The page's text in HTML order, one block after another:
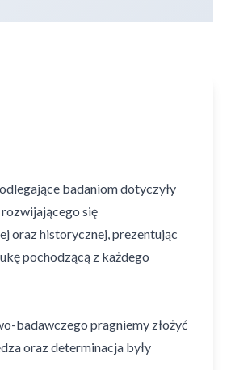
badaniom dotyczyły
się
oraz historycznej, prezentując
pochodzącą z każdego
badawczego pragniemy złożyć
oraz determinacja były